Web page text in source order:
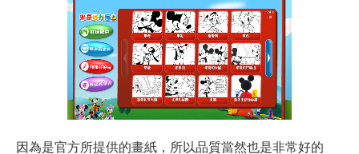
因為是官方所提供的畫紙，所以品質當然也是非常好的